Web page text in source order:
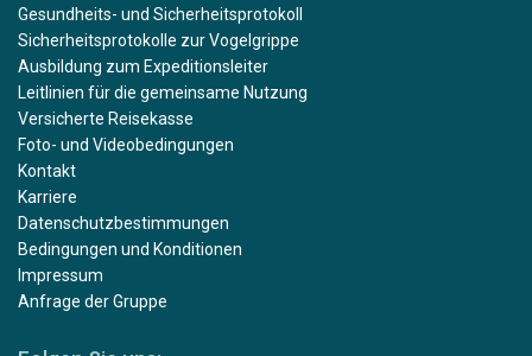
Gesundheits- und Sicherheitsprotokoll
Sicherheitsprotokolle zur Vogelgrippe
Ausbildung zum Expeditionsleiter
Leitlinien für die gemeinsame Nutzung
Versicherte Reisekasse
Foto- und Videobedingungen
Kontakt
Karriere
Datenschutzbestimmungen
Bedingungen und Konditionen
Impressum
Anfrage der Gruppe